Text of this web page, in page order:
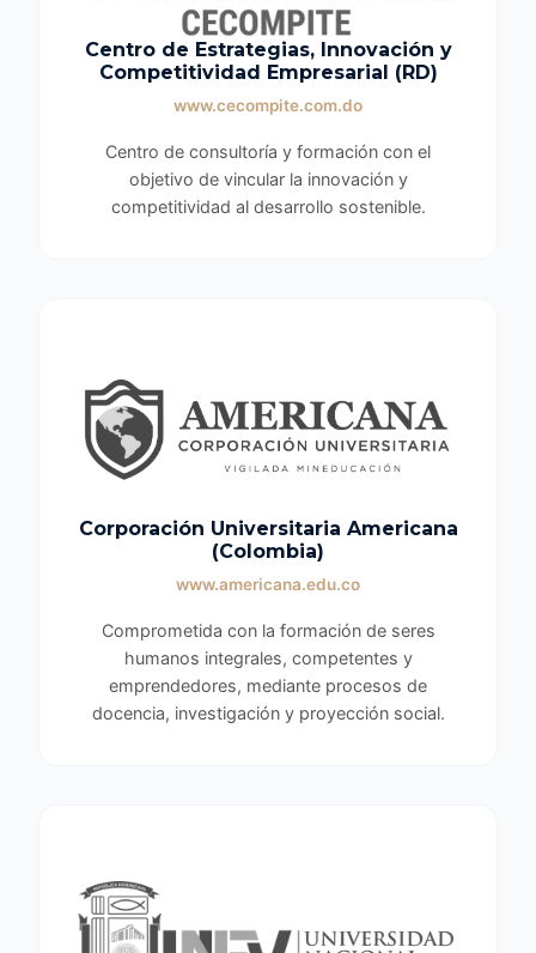
Centro de Estrategias, Innovación y
Competitividad Empresarial (RD)
www.cecompite.com.do
Centro de consultoría y formación con el
objetivo de vincular la innovación y
competitividad al desarrollo sostenible.
Corporación Universitaria Americana
(Colombia)
www.americana.edu.co
Comprometida con la formación de seres
humanos integrales, competentes y
emprendedores, mediante procesos de
docencia, investigación y proyección social.